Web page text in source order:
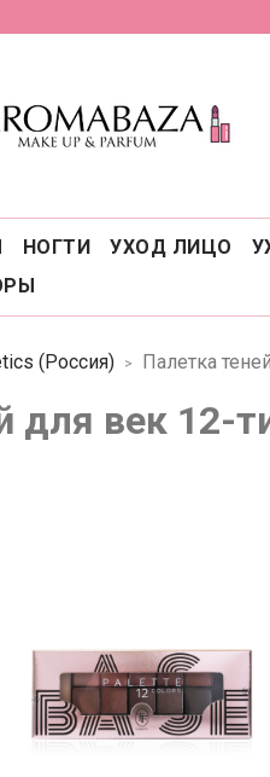
НОГТИ УХОД ЛИЦО
(Россия) Палетка
для век 12-